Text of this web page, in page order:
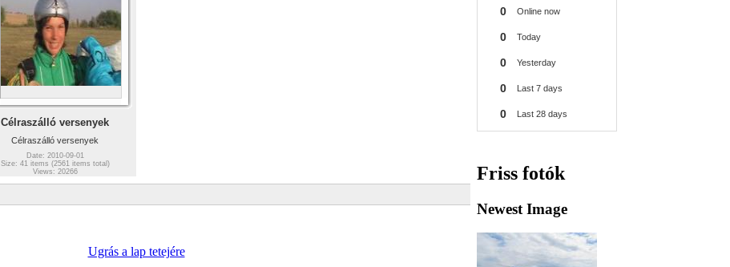
Célraszálló versenyek
Célraszálló versenyek
Date: 2010-09-01
Size: 41 items (2561 items total)
Views: 20266
Ugrás a lap tetejére
Friss fotók
Newest Image